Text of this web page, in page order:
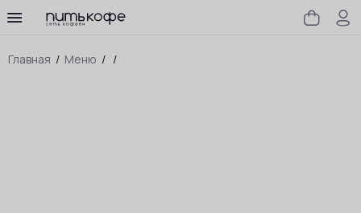
Главная / Меню / /